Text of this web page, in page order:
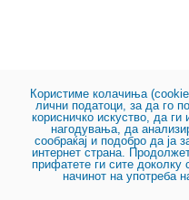
Користиме колачиња
лични податоци, за да го
корисничко искуство, да
нагодувања, да
сообраќај и подобро да ја
интернет страна.
прифатете ги сите доколку
начинот на употреба